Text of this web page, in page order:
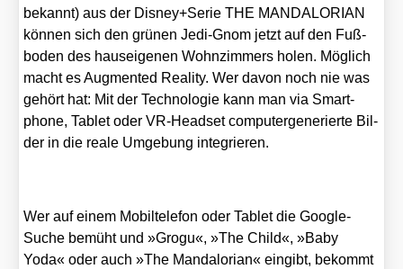
bekannt) aus der Disney+Serie THE MANDALORIAN
kön­nen sich den grü­nen Jedi-Gnom jetzt auf den Fuß­
bo­den des haus­ei­ge­nen Wohn­zim­mers holen. Mög­lich
macht es Aug­men­ted Rea­li­ty. Wer davon noch nie was
gehört hat: Mit der Tech­no­lo­gie kann man via Smart­
phone, Tablet oder VR-Head­set com­pu­ter­ge­nerier­te Bil­
der in die rea­le Umge­bung inte­grie­ren.
Wer auf einem Mobil­te­le­fon oder Tablet die Goog­le-
Suche bemüht und »Gro­gu«, »The Child«, »Baby
Yoda« oder auch »The Man­dalo­ri­an« ein­gibt, bekommt